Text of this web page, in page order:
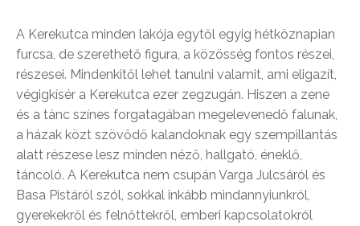
A Kerekutca minden lakója egytől egyig hétköznapian
furcsa, de szerethető figura, a közösség fontos részei,
részesei. Mindenkitől lehet tanulni valamit, ami eligazít,
végigkísér a Kerekutca ezer zegzugán. Hiszen a zene
és a tánc színes forgatagában megelevenedő falunak,
a házak közt szövődő kalandoknak egy szempillantás
alatt részese lesz minden néző, hallgató, éneklő,
táncoló. A Kerekutca nem csupán Varga Julcsáról és
Basa Pistáról szól, sokkal inkább mindannyiunkról,
gyerekekről és felnőttekről, emberi kapcsolatokról